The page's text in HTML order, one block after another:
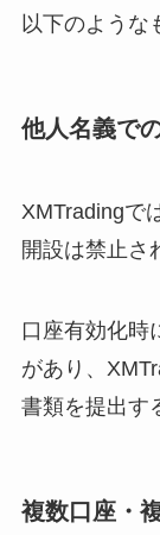
以下のような
他人名義で
XMTradingで
開設は禁止さ
口座有効化時
があり、
書類を提出す
複数口座・